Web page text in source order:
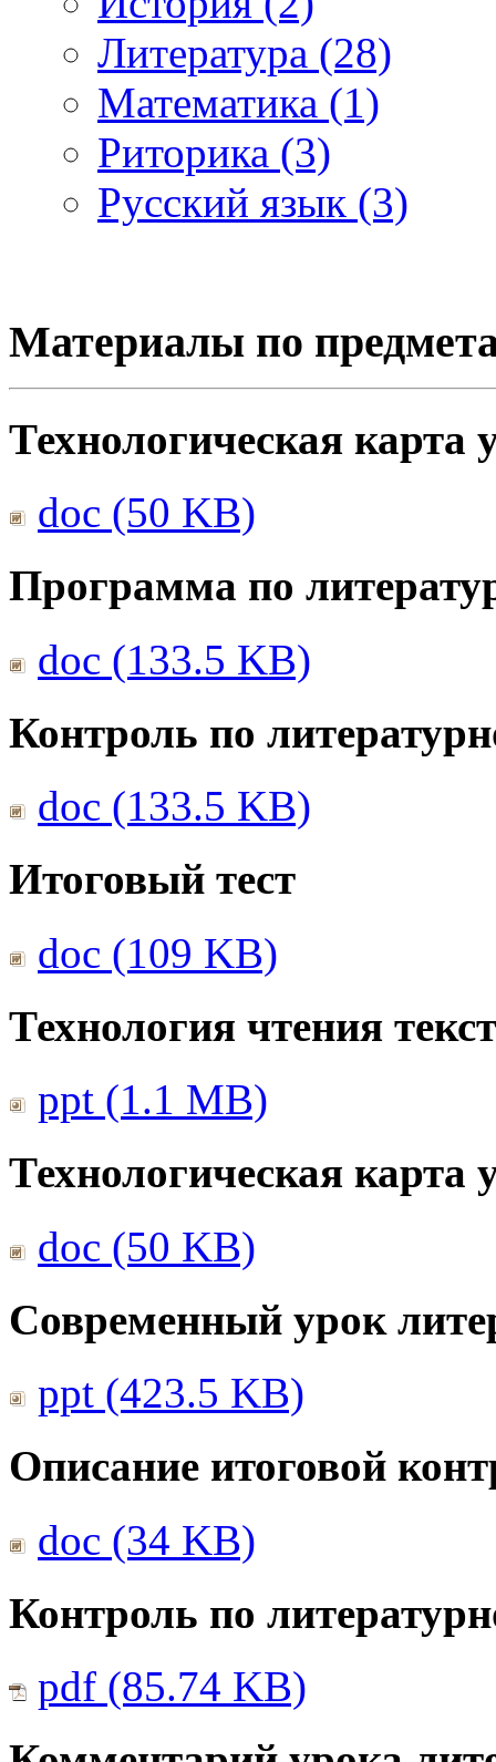
Литература (28)
Математика (1)
Риторика (3)
Русский язык (3)
Материалы по
Технологическая карта
doc (50 KB)
Программа по
doc (133.5 KB)
Контроль по
doc (133.5 KB)
Итоговый тест
doc (109 KB)
Технология чтения
ppt (1.1 MB)
Технологическая карта
doc (50 KB)
Современный урок
ppt (423.5 KB)
Описание итоговой
doc (34 KB)
Контроль по
pdf (85.74 KB)